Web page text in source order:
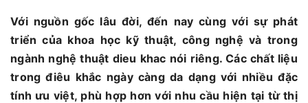
Với nguồn gốc lâu đời, đến nay cùng với sự phát
triển của khoa học kỹ thuật, công nghệ và trong
ngành nghệ thuật dieu khac nói riêng. Các chất liệu
trong điêu khắc ngày càng da dạng với nhiều đặc
tính ưu việt, phù hợp hơn với nhu cầu hiện tại từ thị